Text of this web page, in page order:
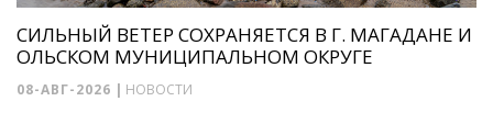
СИЛЬНЫЙ ВЕТЕР СОХРАНЯЕТСЯ В Г. МАГАДАНЕ И
ОЛЬСКОМ МУНИЦИПАЛЬНОМ ОКРУГЕ
08-АВГ-2026 | НОВОСТИ